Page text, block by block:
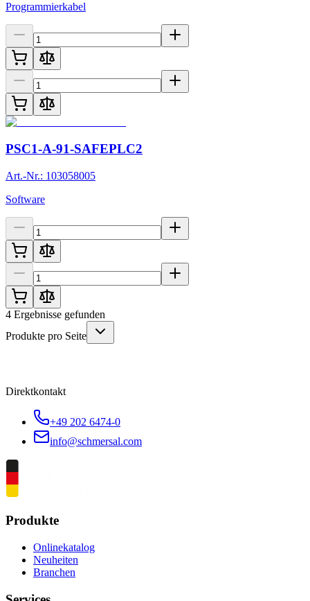
Programmierkabel
PSC1-A-91-SAFEPLC2
Art.-Nr.: 103058005
Software
4 Ergebnisse gefunden
Produkte pro Seite
Direktkontakt
+49 202 6474-0
info@schmersal.com
Produkte
Onlinekatalog
Neuheiten
Branchen